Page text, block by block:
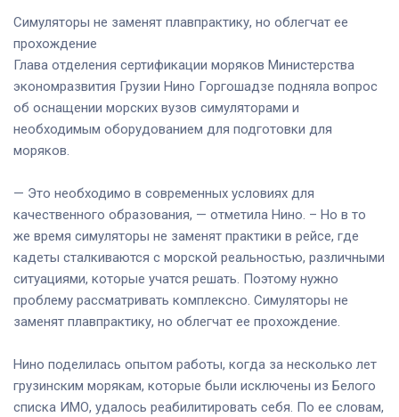
Симуляторы не заменят плавпрактику, но облегчат ее
прохождение
Глава отделения сертификации моряков Министерства
экономразвития Грузии Нино Горгошадзе подняла вопрос
об оснащении морских вузов симуляторами и
необходимым оборудованием для подготовки для
моряков.
— Это необходимо в современных условиях для
качественного образования, — отметила Нино. – Но в то
же время симуляторы не заменят практики в рейсе, где
кадеты сталкиваются с морской реальностью, различными
ситуациями, которые учатся решать. Поэтому нужно
проблему рассматривать комплексно. Симуляторы не
заменят плавпрактику, но облегчат ее прохождение.
Нино поделилась опытом работы, когда за несколько лет
грузинским морякам, которые были исключены из Белого
списка ИМО, удалось реабилитировать себя. По ее словам,